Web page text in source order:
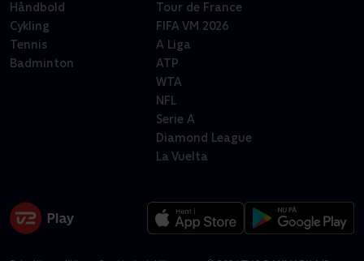
Håndbold
Cykling
Tennis
Badminton
Tour de France
FIFA VM 2026
A Liga
ATP
WTA
NFL
Serie A
Diamond League
La Vuelta